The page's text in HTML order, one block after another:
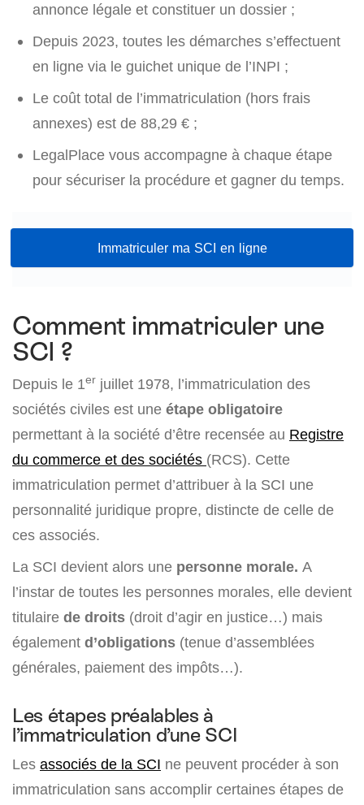
annonce légale et constituer un dossier ;
Depuis 2023, toutes les démarches s’effectuent
en ligne via le guichet unique de l’INPI ;
Le coût total de l’immatriculation (hors frais
annexes) est de 88,29 € ;
LegalPlace vous accompagne à chaque étape
pour sécuriser la procédure et gagner du temps.
Immatriculer ma SCI en ligne
Comment immatriculer une
SCI ?
Depuis le 1er juillet 1978, l’immatriculation des
sociétés civiles est une étape obligatoire
permettant à la société d’être recensée au Registre
du commerce et des sociétés (RCS). Cette
immatriculation permet d’attribuer à la SCI une
personnalité juridique propre, distincte de celle de
ces associés.
La SCI devient alors une personne morale. A
l’instar de toutes les personnes morales, elle devient
titulaire de droits (droit d’agir en justice…) mais
également d’obligations (tenue d’assemblées
générales, paiement des impôts…).
Les étapes préalables à
l’immatriculation d’une SCI
Les associés de la SCI ne peuvent procéder à son
immatriculation sans accomplir certaines étapes de